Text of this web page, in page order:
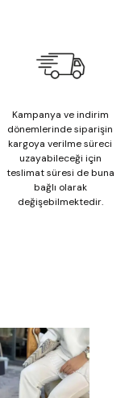
Kampanya ve indirim
dönemlerinde siparişin
kargoya verilme süreci
uzayabileceği için
teslimat süresi de buna
bağlı olarak
değişebilmektedir.